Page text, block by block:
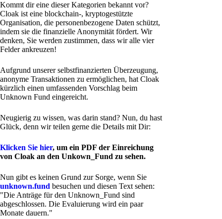
Kommt dir eine dieser Kategorien bekannt vor?
Cloak ist eine blockchain-, kryptogestützte
Organisation, die personenbezogene Daten schützt,
indem sie die finanzielle Anonymität fördert. Wir
denken, Sie werden zustimmen, dass wir alle vier
Felder ankreuzen!
Aufgrund unserer selbstfinanzierten Überzeugung,
anonyme Transaktionen zu ermöglichen, hat Cloak
kürzlich einen umfassenden Vorschlag beim
Unknown Fund eingereicht.
Neugierig zu wissen, was darin stand? Nun, du hast
Glück, denn wir teilen gerne die Details mit Dir:
Klicken Sie hier, um ein PDF der Einreichung
von Cloak an den Unkown_Fund zu sehen.
Nun gibt es keinen Grund zur Sorge, wenn Sie
unknown.fund besuchen und diesen Text sehen:
"Die Anträge für den Unknown_Fund sind
abgeschlossen. Die Evaluierung wird ein paar
Monate dauern."